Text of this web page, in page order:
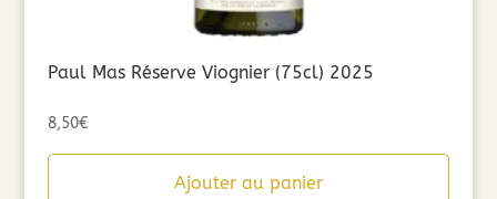
Paul Mas Réserve Viognier (75cl) 2025
8,50€
Ajouter au panier